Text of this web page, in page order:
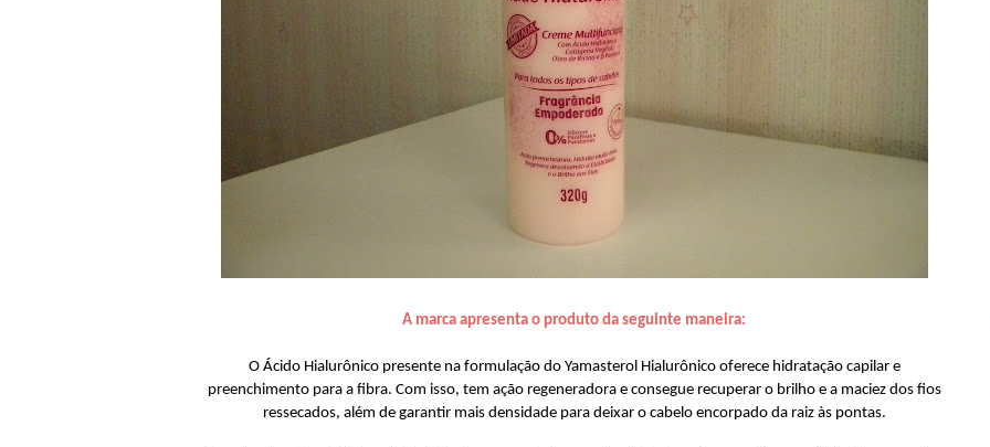
A marca apresenta o produto da seguinte maneira:
O Ácido Hialurônico presente na formulação do Yamasterol Hialurônico oferece hidratação capilar e
preenchimento para a fibra. Com isso, tem ação regeneradora e consegue recuperar o brilho e a maciez dos fios
ressecados, além de garantir mais densidade para deixar o cabelo encorpado da raiz às pontas.